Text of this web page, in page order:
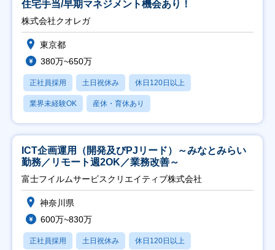
住宅手当/早期マネジメント機会あり！
株式会社クオレガ
東京都
380万~650万
正社員採用 土日祝休み 休日120日以上
業界未経験OK 産休・育休あり
ICT企画運用（開発及びPJリード）～みなとみらい
勤務／リモート週2OK／業務改善～
富士フイルムサービスクリエイティブ株式会社
神奈川県
600万~830万
正社員採用 土日祝休み 休日120日以上